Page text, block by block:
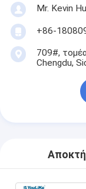
Mr. Kevin Hu
+86-
709#,
Chengdu,